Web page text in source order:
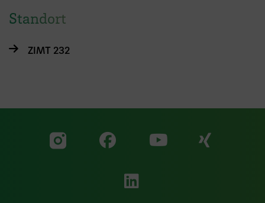
Standort
ZIMT 232
Zu unserer Facebook
Zu
Zu unserer